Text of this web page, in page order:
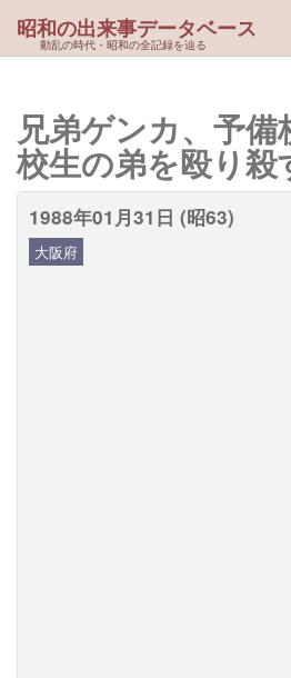
動乱の時代・昭和の全記録を辿る
昭和の出来事データベース
兄弟ゲンカ、予
校生の弟を殴り殺
1988年01月31日 (昭63)
大阪府